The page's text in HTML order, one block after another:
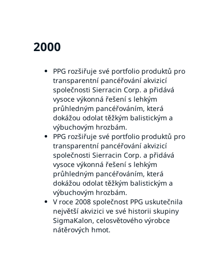
2000
PPG rozšiřuje své portfolio produktů pro
transparentní pancéřování akvizicí
společnosti Sierracin Corp. a přidává
vysoce výkonná řešení s lehkým
průhledným pancéřováním, která
dokážou odolat těžkým balistickým a
výbuchovým hrozbám.
PPG rozšiřuje své portfolio produktů pro
transparentní pancéřování akvizicí
společnosti Sierracin Corp. a přidává
vysoce výkonná řešení s lehkým
průhledným pancéřováním, která
dokážou odolat těžkým balistickým a
výbuchovým hrozbám.
V roce 2008 společnost PPG uskutečnila
největší akvizici ve své historii skupiny
SigmaKalon, celosvětového výrobce
nátěrových hmot.